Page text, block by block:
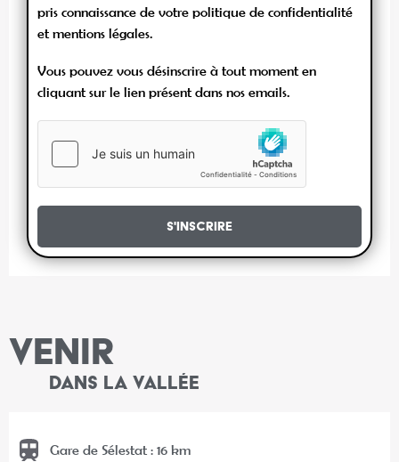
pris connaissance de votre politique de confidentialité
et mentions légales.
Vous pouvez vous désinscrire à tout moment en
cliquant sur le lien présent dans nos emails.
S'inscrire
VENIR
DANS LA VALLÉE
Gare de Sélestat : 16 km